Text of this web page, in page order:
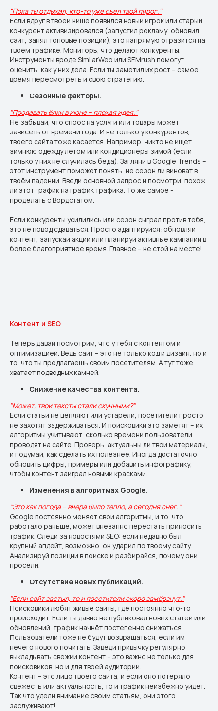
"Пока ты отдыхал, кто-то уже съел твой пирог."
Если вдруг в твоей нише появился новый игрок или старый
конкурент активизировался (запустил рекламу, обновил
сайт, занял топовые позиции), это напрямую отразится на
твоём трафике. Мониторь, что делают конкуренты.
Инструменты вроде SimilarWeb или SEMrush помогут
оценить, как у них дела. Если ты заметил их рост – самое
время пересмотреть и свою стратегию.
Сезонные факторы.
"Продавать ёлки в июне – плохая идея."
Не забывай, что спрос на услуги или товары может
зависеть от времени года. И не только у конкурентов,
твоего сайта тоже касается. Например, никто не ищет
зимнюю одежду летом или кондиционеры зимой (если
только у них не случилась беда). Загляни в Google Trends –
этот инструмент поможет понять, не сезон ли виноват в
твоём падении. Введи основной запрос и посмотри, похож
ли этот график на график трафика. То же самое -
проделать с Вордстатом.
Если конкуренты усилились или сезон сыграл против тебя,
это не повод сдаваться. Просто адаптируйся: обновляй
контент, запускай акции или планируй активные кампании в
более благоприятное время. Главное – не стой на месте!
Контент и SEO
Теперь давай посмотрим, что у тебя с контентом и
оптимизацией. Ведь сайт – это не только код и дизайн, но и
то, что ты предлагаешь своим посетителям. А тут тоже
хватает подводных камней.
Снижение качества контента.
"Может, твои тексты стали скучными?"
Если статьи не цепляют или устарели, посетители просто
не захотят задерживаться. И поисковики это заметят – их
алгоритмы учитывают, сколько времени пользователи
проводят на сайте. Проверь, актуальны ли твои материалы,
и подумай, как сделать их полезнее. Иногда достаточно
обновить цифры, примеры или добавить инфографику,
чтобы контент заиграл новыми красками.
Изменения в алгоритмах Google.
"Это как погода – вчера было тепло, а сегодня снег."
Google постоянно меняет свои алгоритмы, и то, что
работало раньше, может внезапно перестать приносить
трафик. Следи за новостями SEO: если недавно был
крупный апдейт, возможно, он ударил по твоему сайту.
Анализируй позиции в поиске и разбирайся, почему они
просели.
Отсутствие новых публикаций.
"Если сайт застыл, то и посетители скоро замёрзнут."
Поисковики любят живые сайты, где постоянно что-то
происходит. Если ты давно не публиковал новых статей или
обновлений, трафик начнёт постепенно снижаться.
Пользователи тоже не будут возвращаться, если им
нечего нового почитать. Заведи привычку регулярно
выкладывать свежий контент – это важно не только для
поисковиков, но и для твоей аудитории.
Контент – это лицо твоего сайта, и если оно потеряло
свежесть или актуальность, то и трафик неизбежно уйдёт.
Так что удели внимание своим статьям, они этого
заслуживают!